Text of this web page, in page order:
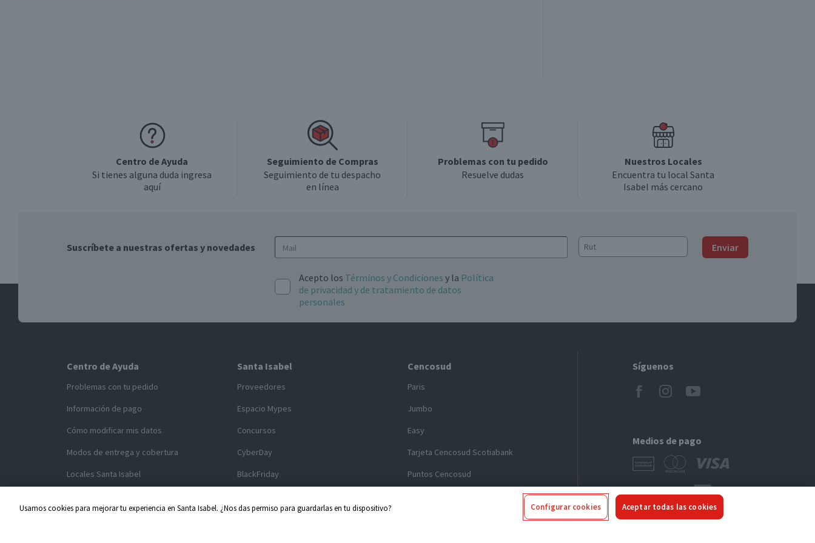
Centro de Ayuda
Si tienes alguna duda ingresa
aquí
Seguimiento de Compras
Seguimiento de tu despacho
en línea
Problemas con tu pedido
Resuelve dudas
Nuestros Locales
Encuentra tu local Santa
Isabel más cercano
Suscríbete a nuestras ofertas y novedades Enviar
Acepto los Términos y Condiciones y la Política
de privacidad y de tratamiento de datos
personales
Centro de Ayuda
Problemas con tu pedido
Información de pago
Cómo modificar mis datos
Modos de entrega y cobertura
Locales Santa Isabel
Santa Isabel
Proveedores
Espacio Mypes
Concursos
CyberDay
BlackFriday
Cencosud
Paris
Jumbo
Easy
Tarjeta Cencosud Scotiabank
Puntos Cencosud
Síguenos
Medios de pago
Usamos cookies para mejorar tu experiencia en Santa Isabel. ¿Nos das permiso para guardarlas en tu dispositivo? Configurar cookies Aceptar todas las cookies